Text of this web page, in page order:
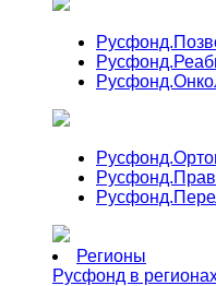
Русфонд.
Русфонд.
Русфонд.
Русфонд.
Русфонд.
Русфонд.
Регионы
Русфонд в